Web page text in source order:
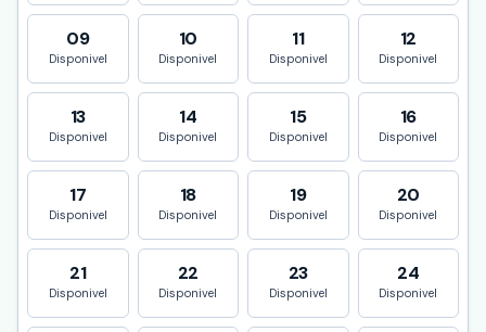
09
Disponivel
10
Disponivel
11
Disponivel
12
Disponivel
13
Disponivel
14
Disponivel
15
Disponivel
16
Disponivel
17
Disponivel
18
Disponivel
19
Disponivel
20
Disponivel
21
Disponivel
22
Disponivel
23
Disponivel
24
Disponivel